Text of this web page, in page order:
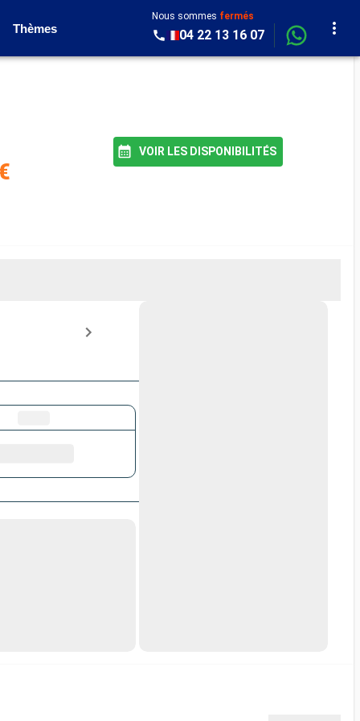
Thèmes
Nous sommes fermés
04 22 13 16 07
VOIR LES DISPONIBILITÉS